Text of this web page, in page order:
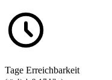
Tage Erreichbarkeit